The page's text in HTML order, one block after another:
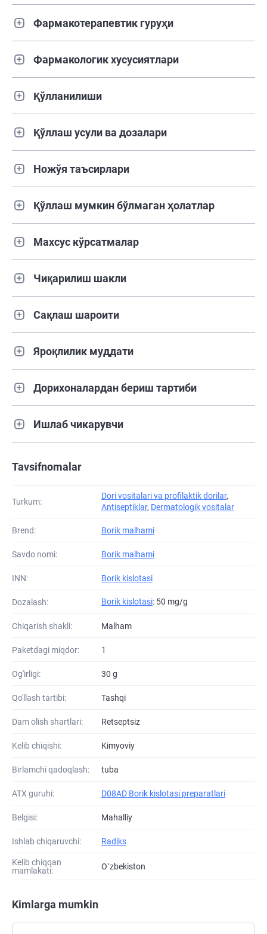
Фармакотерапевтик гуруҳи
Фармакологик хусусиятлари
Қўлланилиши
Қўллаш усули ва дозалари
Ножўя таъсирлари
Қўллаш мумкин бўлмаган ҳолатлар
Махсус кўрсатмалар
Чиқарилиш шакли
Сақлаш шароити
Яроқлилик муддати
Дорихоналардан бериш тартиби
Ишлаб чикарувчи
Tavsifnomalar
Turkum:
Dori vositalari va profilaktik dorilar,
Antiseptiklar, Dermatologik vositalar
Brend: Borik malhami
Savdo nomi: Borik malhami
INN: Borik kislotasi
Dozalash: Borik kislotasi: 50 mg/g
Chiqarish shakli: Malham
Paketdagi miqdor: 1
Og'irligi: 30 g
Qo'llash tartibi: Tashqi
Dam olish shartlari: Retseptsiz
Kelib chiqishi: Kimyoviy
Birlamchi qadoqlash: tuba
ATХ guruhi: D08AD Borik kislotasi preparatlari
Belgisi: Mahalliy
Ishlab chiqaruvchi: Radiks
Kelib chiqqan
mamlakati:
O`zbekiston
Kimlarga mumkin